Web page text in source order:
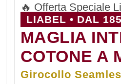
🔥 Offerta Speciale
LIABEL • DAL
MAGLIA
COTONE A
Girocollo